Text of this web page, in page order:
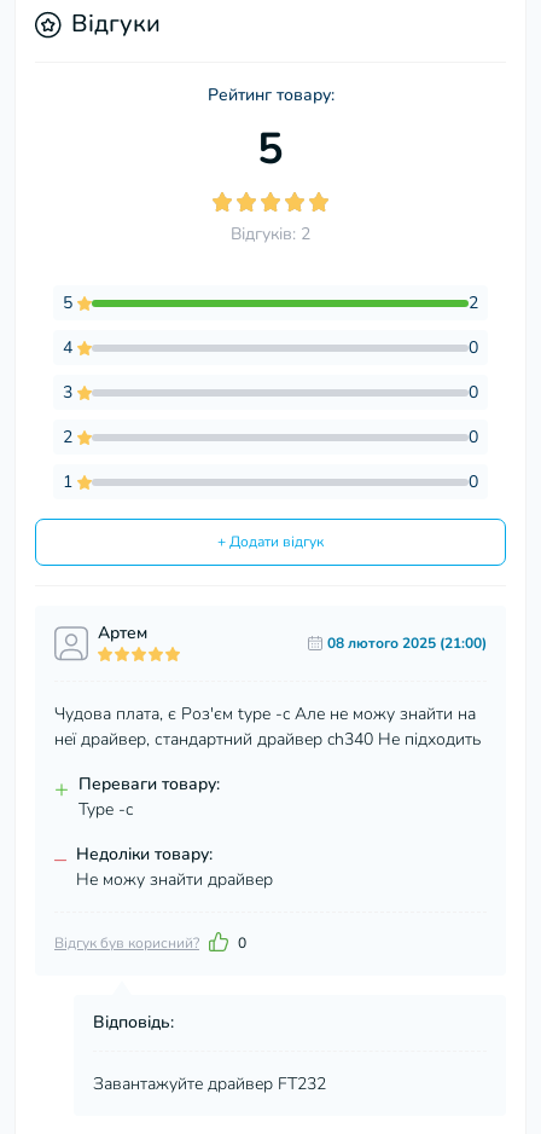
Відгуки
Рейтинг товару:
5
Відгуків: 2
5
2
4
0
3
0
2
0
1
0
+ Додати відгук
Артем 08 лютого 2025 (21:00)
Чудова плата, є Роз'єм type -c Але не можу знайти на
неї драйвер, стандартний драйвер ch340 Не підходить
+ Переваги товару:
Type -c
– Недоліки товару:
Не можу знайти драйвер
Відгук був корисний? 0
Відповідь:
Завантажуйте драйвер FT232